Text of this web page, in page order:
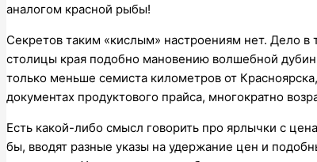
аналогом красной рыбы!
Секретов таким «кислым» настроениям нет. Дело в
столицы края подобно мановению волшебной
только меньше семиста километров от
документах продуктового прайса, многократно
Есть какой-либо смысл говорить про ярлычки с
бы, вводят разные указы на удержание цен и